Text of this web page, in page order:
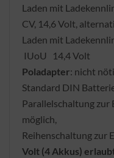
Laden mit
CV, 14,6 Volt,
Laden mit
IUoU 14,4 Volt
Poladapter: nicht
Standard DIN
Parallelschaltung zur
möglich,
Reihenschaltung zur
Volt (4 Akkus)